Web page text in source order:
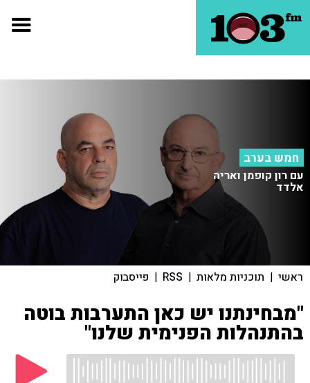
חמש בערב
עם רון קופמן ואריה
אלדד
ראשי | תוכניות מלאות |
RSS
| פייסבוק
"מבחינתנו יש כאן התערבות בוטה
בהתנהלות הפנימית שלנו"